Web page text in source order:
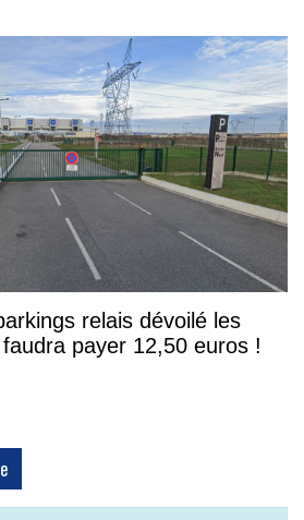
relais dévoilé les
payer 12,50 euros !